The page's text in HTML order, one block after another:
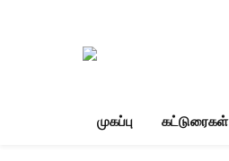
முகப்பு கட்டுரைகள்